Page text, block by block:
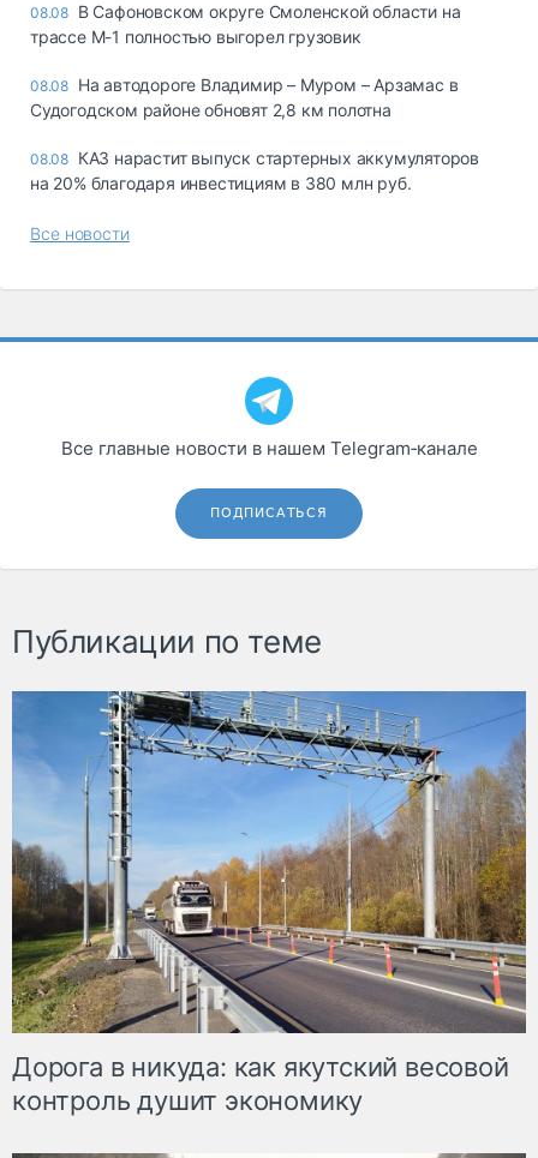
08.08 В Сафоновском округе Смоленской области на
трассе М-1 полностью выгорел грузовик
08.08 На автодороге Владимир – Муром – Арзамас в
Судогодском районе обновят 2,8 км полотна
08.08 КАЗ нарастит выпуск стартерных аккумуляторов
на 20% благодаря инвестициям в 380 млн руб.
Все новости
Все главные новости в нашем Telegram‑канале
ПОДПИСАТЬСЯ
Публикации по теме
Дорога в никуда: как якутский весовой
контроль душит экономику